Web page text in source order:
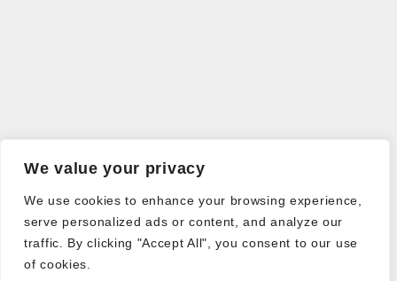
We value your privacy
We use cookies to enhance your browsing experience,
serve personalized ads or content, and analyze our
traffic. By clicking "Accept All", you consent to our use
of cookies.